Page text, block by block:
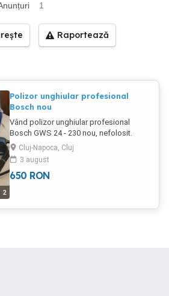
1
Raportează
2
Polizor unghiular profesional
Bosch nou
Vând polizor unghiular profesional
Bosch GWS 24 - 230 nou, nefolosit.
Cluj-Napoca, Cluj
3 august
650 RON